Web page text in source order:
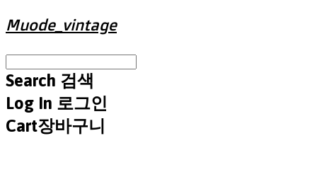
Muode_vintage
Search 검색
Log In 로그인
Cart장바구니